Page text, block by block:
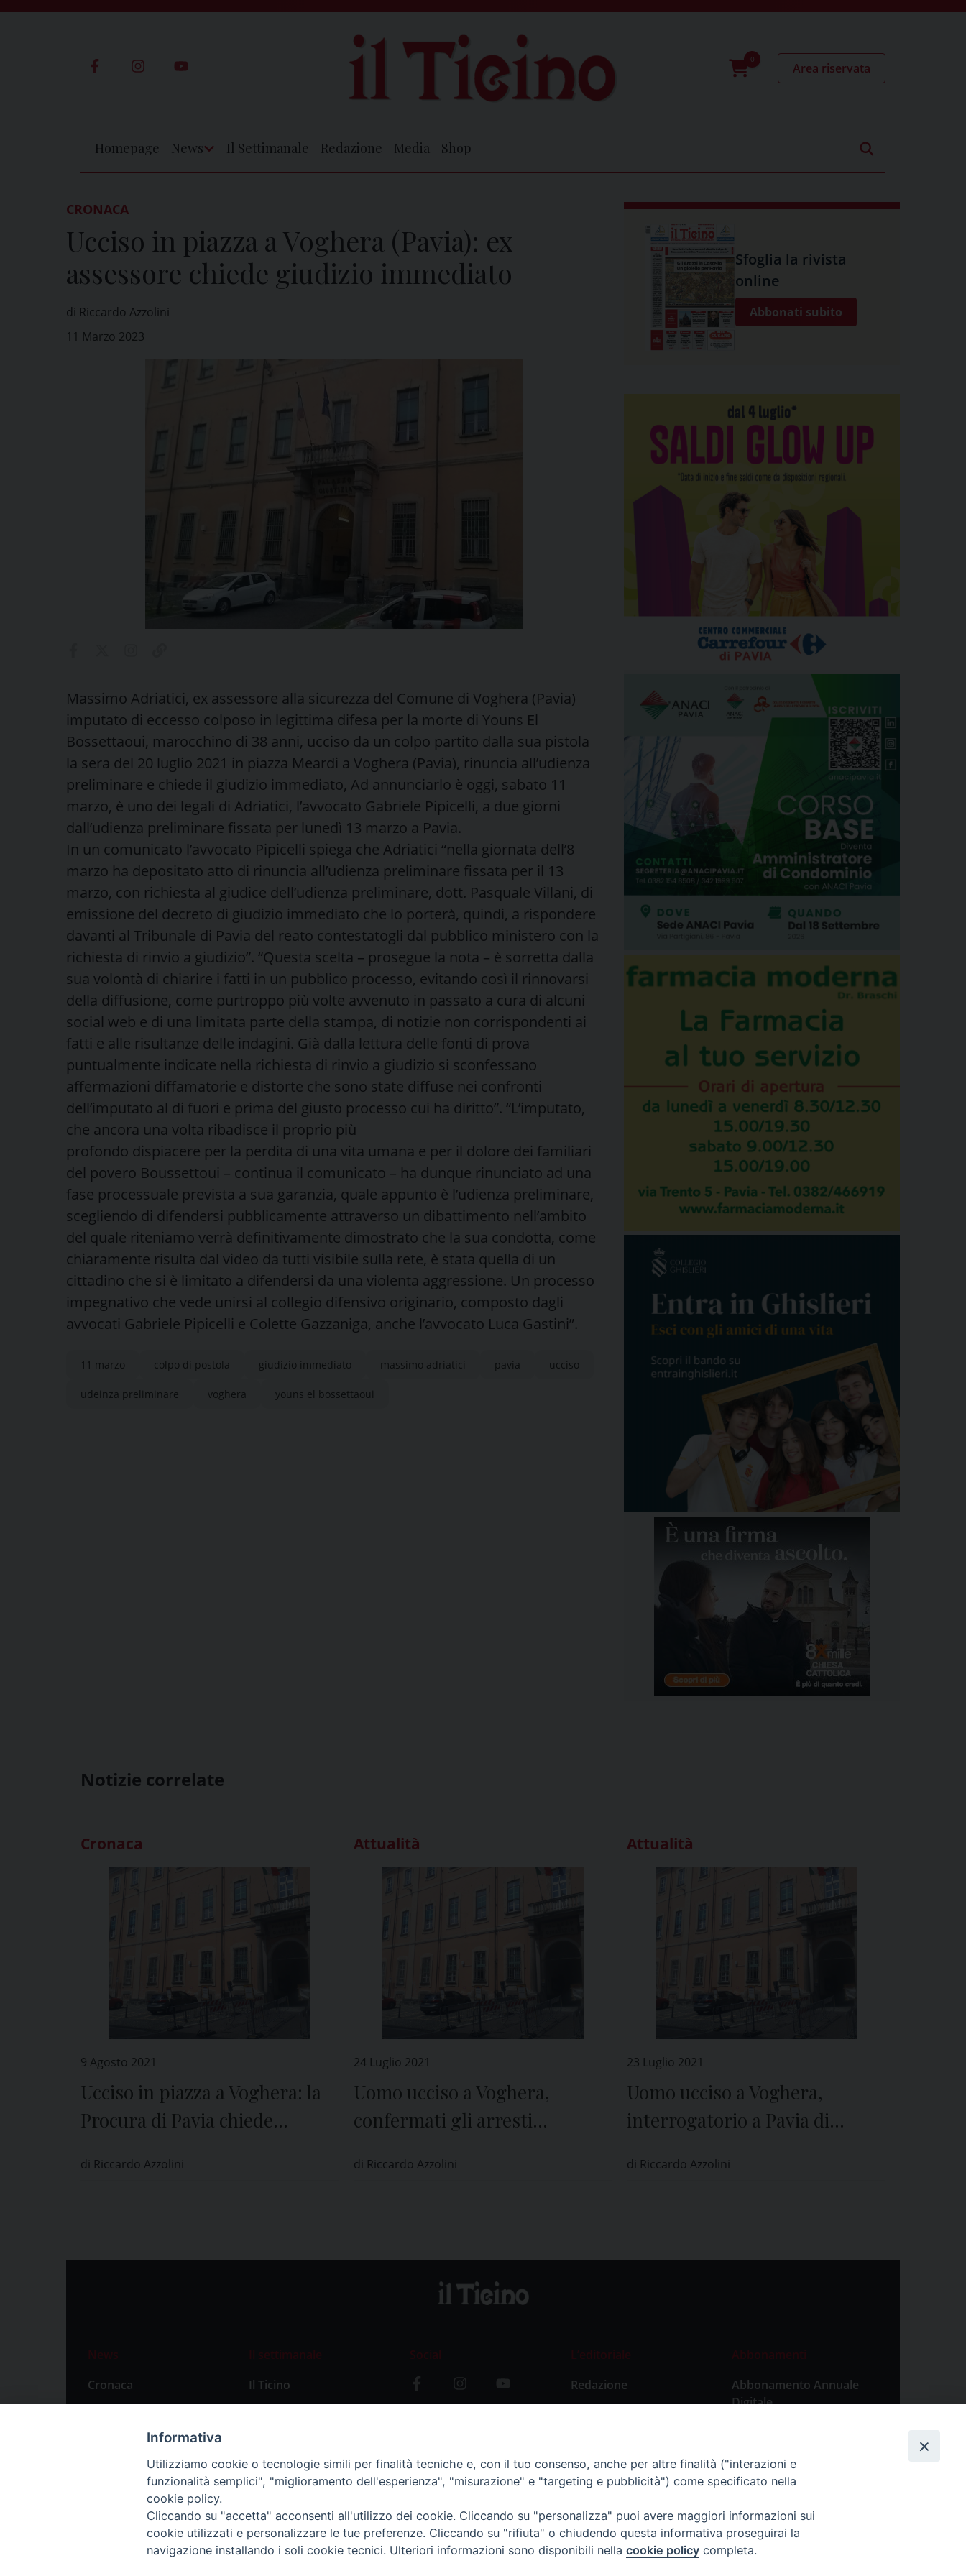
0
Area riservata
Homepage News Il Settimanale Redazione Media Shop
CRONACA
Ucciso in piazza a Voghera (Pavia): ex
assessore chiede giudizio immediato
di Riccardo Azzolini
11 Marzo 2023
Massimo Adriatici, ex assessore alla sicurezza del Comune di Voghera (Pavia)
imputato di eccesso colposo in legittima difesa per la morte di Youns El
Bossettaoui, marocchino di 38 anni, ucciso da un colpo partito dalla sua pistola
la sera del 20 luglio 2021 in piazza Meardi a Voghera (Pavia), rinuncia all’udienza
preliminare e chiede il giudizio immediato, Ad annunciarlo è oggi, sabato 11
marzo, è uno dei legali di Adriatici, l’avvocato Gabriele Pipicelli, a due giorni
dall’udienza preliminare fissata per lunedì 13 marzo a Pavia.
In un comunicato l’avvocato Pipicelli spiega che Adriatici “nella giornata dell’8
marzo ha depositato atto di rinuncia all’udienza preliminare fissata per il 13
marzo, con richiesta al giudice dell’udienza preliminare, dott. Pasquale Villani, di
emissione del decreto di giudizio immediato che lo porterà, quindi, a rispondere
davanti al Tribunale di Pavia del reato contestatogli dal pubblico ministero con la
richiesta di rinvio a giudizio”. “Questa scelta – prosegue la nota – è sorretta dalla
sua volontà di chiarire i fatti in un pubblico processo, evitando così il rinnovarsi
della diffusione, come purtroppo più volte avvenuto in passato a cura di alcuni
social web e di una limitata parte della stampa, di notizie non corrispondenti ai
fatti e alle risultanze delle indagini. Già dalla lettura delle fonti di prova
puntualmente indicate nella richiesta di rinvio a giudizio si sconfessano
affermazioni diffamatorie e distorte che sono state diffuse nei confronti
dell’imputato al di fuori e prima del giusto processo cui ha diritto”. “L’imputato,
che ancora una volta ribadisce il proprio più
profondo dispiacere per la perdita di una vita umana e per il dolore dei familiari
del povero Boussettoui – continua il comunicato – ha dunque rinunciato ad una
fase processuale prevista a sua garanzia, quale appunto è l’udienza preliminare,
scegliendo di difendersi pubblicamente attraverso un dibattimento nell’ambito
del quale riteniamo verrà definitivamente dimostrato che la sua condotta, come
chiaramente risulta dal video da tutti visibile sulla rete, è stata quella di un
cittadino che si è limitato a difendersi da una violenta aggressione. Un processo
impegnativo che vede unirsi al collegio difensivo originario, composto dagli
avvocati Gabriele Pipicelli e Colette Gazzaniga, anche l’avvocato Luca Gastini”.
11 marzo colpo di postola giudizio immediato massimo adriatici pavia ucciso
udeinza preliminare voghera youns el bossettaoui
Sfoglia la rivista
online
Abbonati subito
Notizie correlate
Cronaca
9 Agosto 2021
Ucciso in piazza a Voghera: la
Procura di Pavia chiede
di Riccardo Azzolini
Attualità
24 Luglio 2021
Uomo ucciso a Voghera,
confermati gli arresti
Adriatici
di Riccardo Azzolini
Attualità
23 Luglio 2021
Uomo ucciso a Voghera,
interrogatorio a Pavia di
di Riccardo Azzolini
News
Cronaca
Attualità
Primo Piano
Il settimanale
Il Ticino
Abbonamenti
Social
L’editoriale
Redazione
Storia
Abbonamenti
Abbonamento Annuale
Digitale
Abbonamento Singola
Copia Digitale
Informativa
Utilizziamo cookie o tecnologie simili per finalità tecniche e, con il tuo consenso, anche per altre finalità ("interazioni e
funzionalità semplici", "miglioramento dell'esperienza", "misurazione" e "targeting e pubblicità") come specificato nella
cookie policy.
Cliccando su "accetta" acconsenti all'utilizzo dei cookie. Cliccando su "personalizza" puoi avere maggiori informazioni sui
cookie utilizzati e personalizzare le tue preferenze. Cliccando su "rifiuta" o chiudendo questa informativa proseguirai la
navigazione installando i soli cookie tecnici. Ulteriori informazioni sono disponibili nella cookie policy completa.